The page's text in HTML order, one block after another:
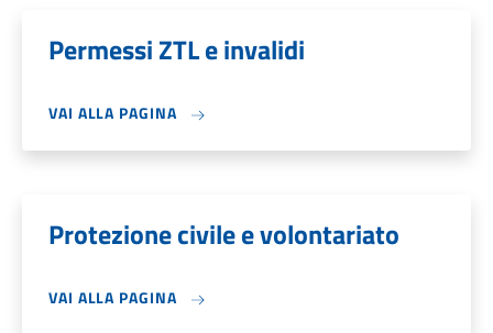
Permessi ZTL e invalidi
VAI ALLA PAGINA
Protezione civile e volontariato
VAI ALLA PAGINA